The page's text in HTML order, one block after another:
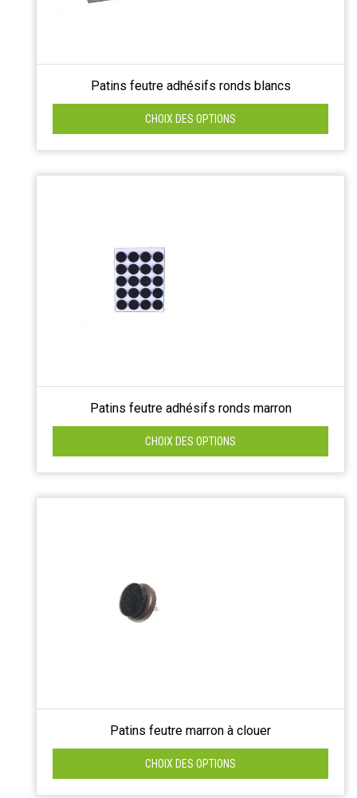
Patins feutre adhésifs ronds blancs
CHOIX DES OPTIONS
Patins feutre adhésifs ronds marron
CHOIX DES OPTIONS
Patins feutre marron à clouer
CHOIX DES OPTIONS